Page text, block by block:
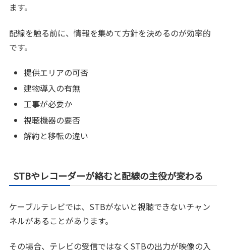
ます。
配線を触る前に、情報を集めて方針を決めるのが効率的
です。
提供エリアの可否
建物導入の有無
工事が必要か
視聴機器の要否
解約と移転の違い
STBやレコーダーが絡むと配線の主役が変わる
ケーブルテレビでは、STBがないと視聴できないチャン
ネルがあることがあります。
その場合、テレビの受信ではなくSTBの出力が映像の入